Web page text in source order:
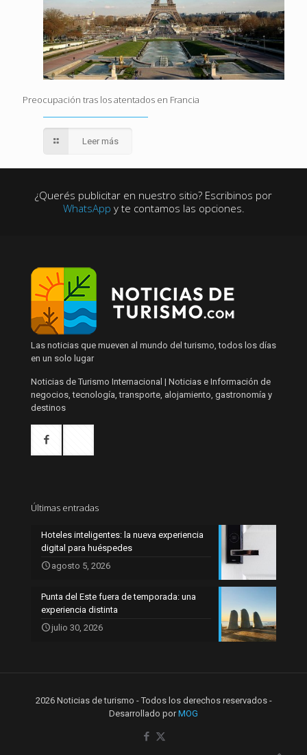
Preocupación tras los atentados en Francia
Leer más
¿Querés publicitar en nuestro sitio? Escribinos por
WhatsApp y te contamos las opciones.
Las noticias que mueven al mundo del turismo, todos los días
en un solo lugar
Noticias de Turismo Internacional | Noticias e Información de
negocios, tecnología, transporte, alojamiento, gastronomía y
destinos
Últimas entradas
Hoteles inteligentes: la nueva experiencia
digital para huéspedes
agosto 5, 2026
Punta del Este fuera de temporada: una
experiencia distinta
julio 30, 2026
2026 Noticias de turismo - Todos los derechos reservados -
Desarrollado porMOG